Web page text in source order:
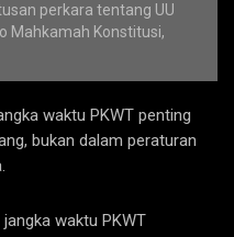
perkara tentang UU
Mahkamah Konstitusi,
waktu PKWT penting
bukan dalam peraturan
waktu PKWT